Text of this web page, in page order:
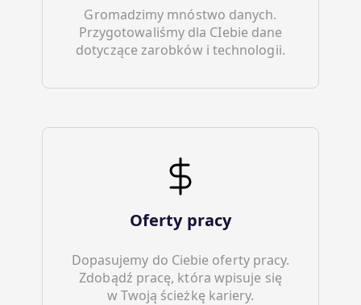
Gromadzimy mnóstwo danych.
Przygotowaliśmy dla CIebie dane
dotyczące zarobków i technologii.
Oferty pracy
Dopasujemy do Ciebie oferty pracy.
Zdobądź pracę, która wpisuje się
w Twoją ścieżkę kariery.